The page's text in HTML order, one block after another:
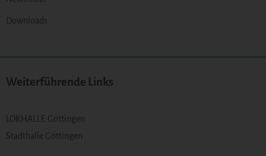
Downloads
Weiterführende Links
LOKHALLE Göttingen
Stadthalle Göttingen